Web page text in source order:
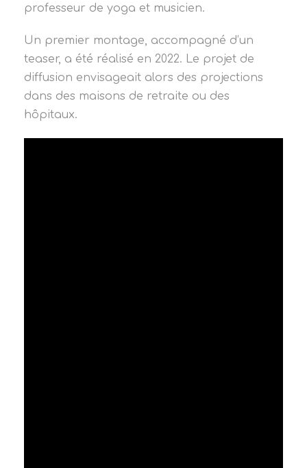
professeur de yoga et musicien.
Un premier montage, accompagné d’un
teaser, a été réalisé en 2022. Le projet de
diffusion envisageait alors des projections
dans des maisons de retraite ou des
hôpitaux.